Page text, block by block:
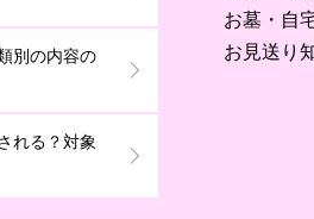
別の内容の
れる？対象
お墓・自
お見送り